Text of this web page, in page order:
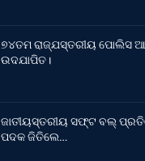
୭୪ତମ ରାଜ୍ଯସ୍ତରୀୟ ପୋଲିସ
ଉଦଯାପିତ।
ଜାତୀୟସ୍ତରୀୟ ସଫ୍ଟ ବଲ୍
ପଦକ ଜିତିଲେ…